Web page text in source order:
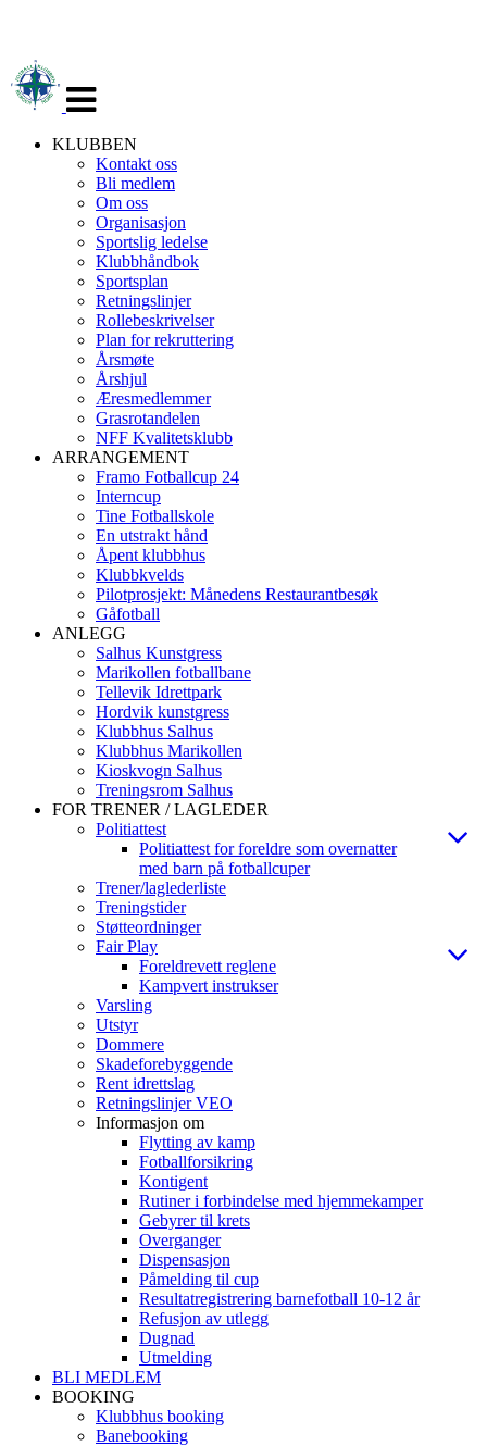
navigasjon
KLUBBEN
Kontakt oss
Bli medlem
Om oss
Organisasjon
Sportslig ledelse
Klubbhåndbok
Sportsplan
Retningslinjer
Rollebeskrivelser
Plan for rekruttering
Årsmøte
Årshjul
Æresmedlemmer
Grasrotandelen
NFF Kvalitetsklubb
ARRANGEMENT
Framo Fotballcup 24
Interncup
Tine Fotballskole
En utstrakt hånd
Åpent klubbhus
Klubbkvelds
Pilotprosjekt: Månedens Restaurantbesøk
Gåfotball
ANLEGG
Salhus Kunstgress
Marikollen fotballbane
Tellevik Idrettpark
Hordvik kunstgress
Klubbhus Salhus
Klubbhus Marikollen
Kioskvogn Salhus
Treningsrom Salhus
FOR TRENER / LAGLEDER
Politiattest
Politiattest for foreldre som overnatter
med barn på fotballcuper
Trener/laglederliste
Treningstider
Støtteordninger
Fair Play
Foreldrevett reglene
Kampvert instrukser
Varsling
Utstyr
Dommere
Skadeforebyggende
Rent idrettslag
Retningslinjer VEO
Informasjon om
Flytting av kamp
Fotballforsikring
Kontigent
Rutiner i forbindelse med hjemmekamper
Gebyrer til krets
Overganger
Dispensasjon
Påmelding til cup
Resultatregistrering barnefotball 10-12 år
Refusjon av utlegg
Dugnad
Utmelding
BLI MEDLEM
BOOKING
Klubbhus booking
Banebooking